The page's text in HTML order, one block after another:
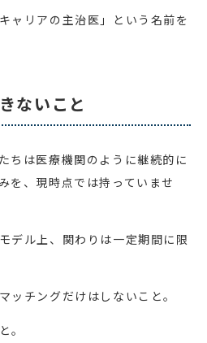
ャリアの主治医」という名前を
ないこと
ちは医療機関のように継続的に
を、現時点では持っていませ
デル上、関わりは一定期間に限
ッチングだけはしないこと。
。